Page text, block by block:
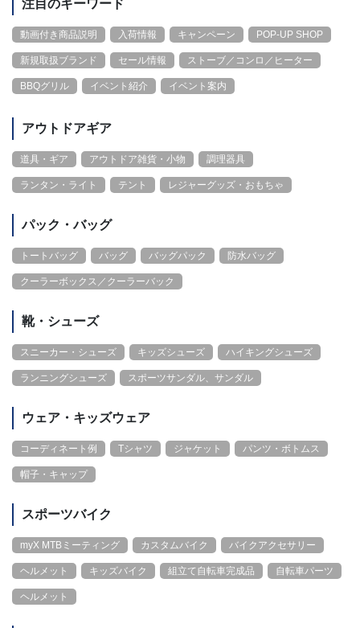
注目のキーワード
動画付き商品説明 入荷情報 キャンペーン POP-UP SHOP
新規取扱ブランド セール情報 ストーブ／コンロ／ヒーター
BBQグリル イベント紹介 イベント案内
アウトドアギア
道具・ギア アウトドア雑貨・小物 調理器具
ランタン・ライト テント レジャーグッズ・おもちゃ
パック・バッグ
トートバッグ バッグ バッグパック 防水バッグ
クーラーボックス／クーラーバック
靴・シューズ
スニーカー・シューズ キッズシューズ ハイキングシューズ
ランニングシューズ スポーツサンダル、サンダル
ウェア・キッズウェア
コーディネート例 Tシャツ ジャケット パンツ・ボトムス
帽子・キャップ
スポーツバイク
myX MTBミーティング カスタムバイク バイクアクセサリー
ヘルメット キッズバイク 組立て自転車完成品 自転車パーツ
ヘルメット